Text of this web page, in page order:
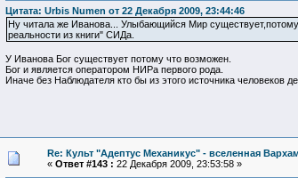
Цитата: Urbis Numen от 22 Декабря 2009, 23:44:46
Ну читала же Иванова... Улыбающийся Мир
реальности из книги" СИДа.
У Иванова Бог существует потому что возможен.
Бог и является оператором НИРа первого рода.
Иначе без Наблюдателя кто бы из этого источника человеков
Re: Культ "Адептус Механикус" - вселенная
« Ответ #143 : 22 Декабря 2009, 23:53:58 »